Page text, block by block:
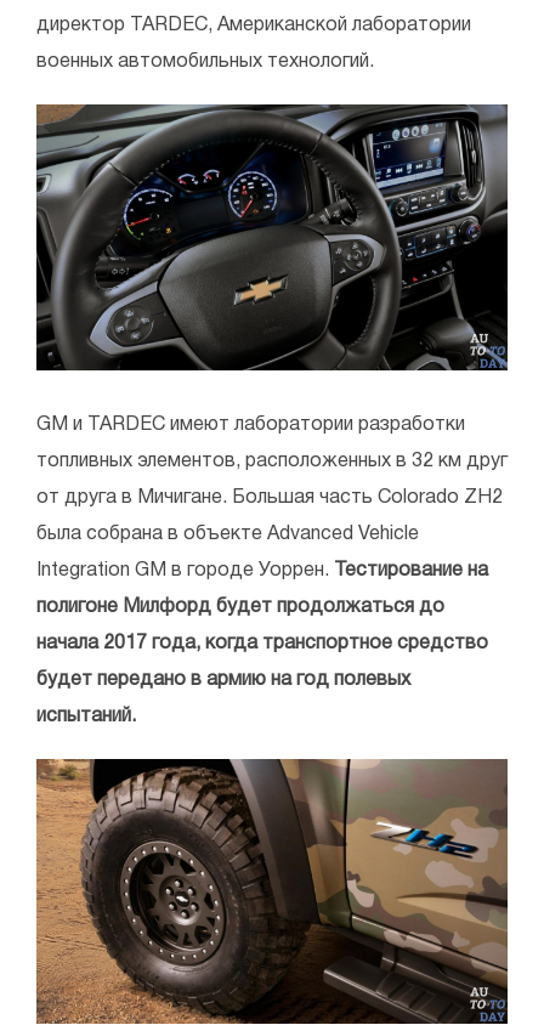
директор TARDEC, Американской лаборатории
военных автомобильных технологий.
GM и TARDEC имеют лаборатории разработки
топливных элементов, расположенных в 32 км друг
от друга в Мичигане. Большая часть Colorado ZH2
была собрана в объекте Advanced Vehicle
Integration GM в городе Уоррен. Тестирование на
полигоне Милфорд будет продолжаться до
начала 2017 года, когда транспортное средство
будет передано в армию на год полевых
испытаний.